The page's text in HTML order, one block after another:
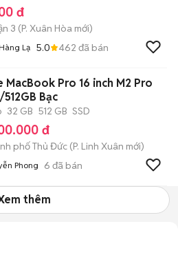
đ
3 (P. Xuân Hòa mới)
Lạ 5.0 462 đã bán
MacBook Pro 16 inch M2 Pro
Bạc
32 GB 512 GB SSD
đ
phố Thủ Đức (P. Linh Xuân mới)
Phong 6 đã bán
thêm